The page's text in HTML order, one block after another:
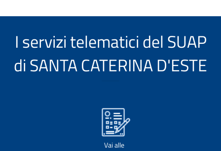
I servizi telematici del SUAP
di SANTA CATERINA D'ESTE
Vai alle